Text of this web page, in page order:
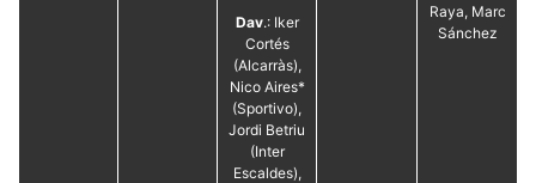
Dav.: Iker
Cortés
(Alcarràs),
Nico Aires*
(Sportivo),
Jordi Betriu
(Inter
Escaldes),
Raya, Marc
Sánchez